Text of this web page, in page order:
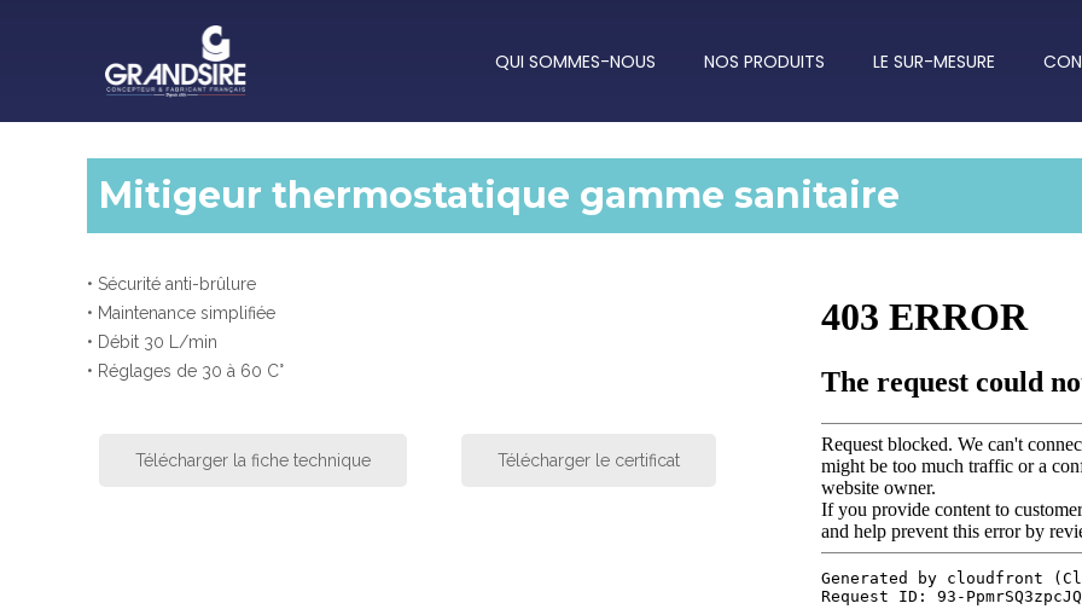
QUI SOMMES-NOUS NOS PRODUITS LE SUR-MESURE
Mitigeur thermostatique gamme sanitaire
• Sécurité anti-brûlure
• Maintenance simplifiée
• Débit 30 L/min
• Réglages de 30 à 60 C°
Télécharger la fiche technique Télécharger le certificat